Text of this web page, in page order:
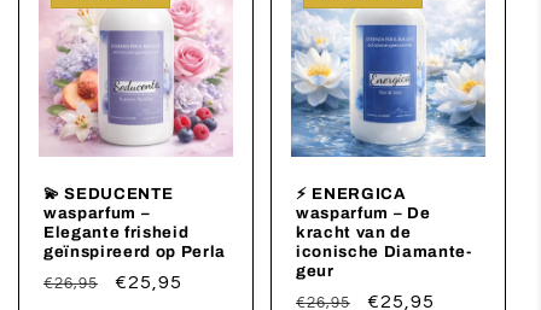
💫 SEDUCENTE
wasparfum –
Elegante frisheid
geïnspireerd op Perla
Normale
€26,95 Aanbiedingsprijs
€25,95
⚡ ENERGICA
wasparfum – De
kracht van de
iconische Diamante-
geur
Normale
€26,95 Aanbiedingsprijs
€25,95